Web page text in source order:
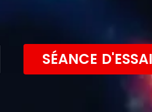
SÉANCE